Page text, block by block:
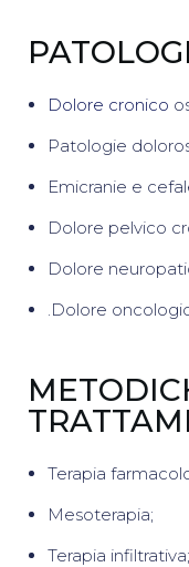
Dolore cronico
Patologie
Emicranie e
Dolore pelvico
Dolore
.Dolore
Terapia
Mesoterapia;
Terapia infiltrativa;